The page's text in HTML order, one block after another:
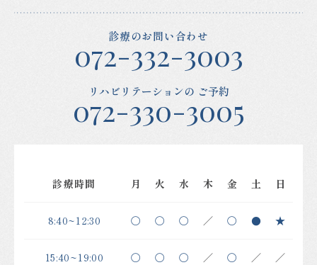
診療のお問い合わせ
072-332-3003
リハビリテーションの ご予約
072-330-3005
診療時間 月 火 水 木 金 土 日
8:40~12:30 〇 〇 〇 ／ 〇 ● ★
15:40~19:00 〇 〇 〇 ／ 〇 ／ ／